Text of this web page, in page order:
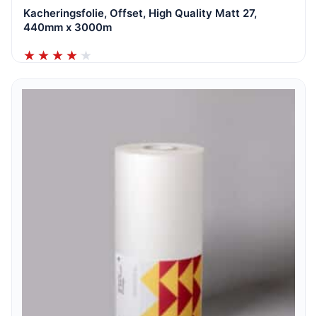
Kacheringsfolie, Offset, High Quality Matt 27,
440mm x 3000m